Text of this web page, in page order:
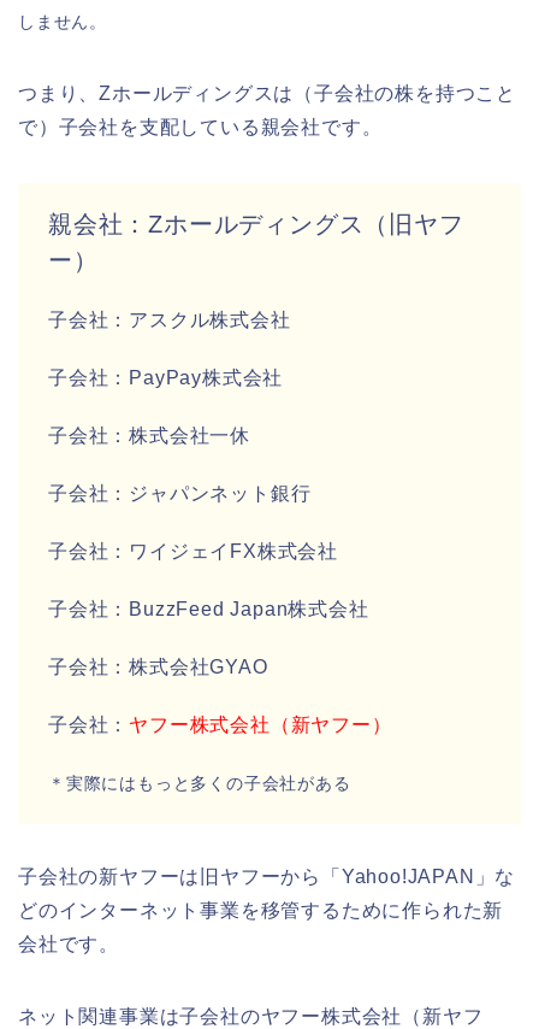
しません。
つまり、Zホールディングスは（子会社の株を持つこと
で）子会社を支配している親会社です。
親会社：Zホールディングス（旧ヤフ
ー）
子会社：アスクル株式会社
子会社：PayPay株式会社
子会社：株式会社一休
子会社：ジャパンネット銀行
子会社：ワイジェイFX株式会社
子会社：BuzzFeed Japan株式会社
子会社：株式会社GYAO
子会社： ヤフー株式会社（新ヤフー）
＊実際にはもっと多くの子会社がある
子会社の新ヤフーは旧ヤフーから「Yahoo!JAPAN」な
どのインターネット事業を移管するために作られた新
会社です。
ネット関連事業は子会社のヤフー株式会社（新ヤフ